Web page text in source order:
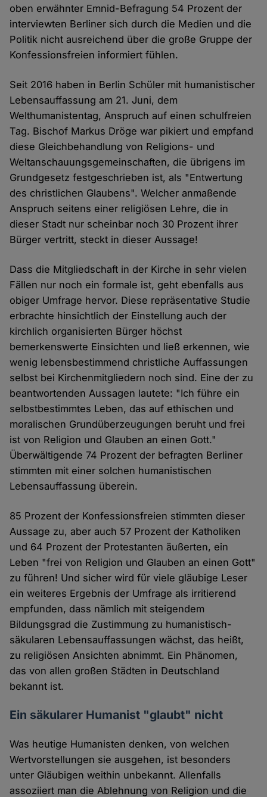
oben erwähnter Emnid-Befragung 54 Prozent der
interviewten Berliner sich durch die Medien und die
Politik nicht ausreichend über die große Gruppe der
Konfessionsfreien informiert fühlen.
Seit 2016 haben in Berlin Schüler mit humanistischer
Lebensauffassung am 21. Juni, dem
Welthumanistentag, Anspruch auf einen schulfreien
Tag. Bischof Markus Dröge war pikiert und empfand
diese Gleichbehandlung von Religions- und
Weltanschauungsgemeinschaften, die übrigens im
Grundgesetz festgeschrieben ist, als "Entwertung
des christlichen Glaubens". Welcher anmaßende
Anspruch seitens einer religiösen Lehre, die in
dieser Stadt nur scheinbar noch 30 Prozent ihrer
Bürger vertritt, steckt in dieser Aussage!
Dass die Mitgliedschaft in der Kirche in sehr vielen
Fällen nur noch ein formale ist, geht ebenfalls aus
obiger Umfrage hervor. Diese repräsentative Studie
erbrachte hinsichtlich der Einstellung auch der
kirchlich organisierten Bürger höchst
bemerkenswerte Einsichten und ließ erkennen, wie
wenig lebensbestimmend christliche Auffassungen
selbst bei Kirchenmitgliedern noch sind. Eine der zu
beantwortenden Aussagen lautete: "Ich führe ein
selbstbestimmtes Leben, das auf ethischen und
moralischen Grundüberzeugungen beruht und frei
ist von Religion und Glauben an einen Gott."
Überwältigende 74 Prozent der befragten Berliner
stimmten mit einer solchen humanistischen
Lebensauffassung überein.
85 Prozent der Konfessionsfreien stimmten dieser
Aussage zu, aber auch 57 Prozent der Katholiken
und 64 Prozent der Protestanten äußerten, ein
Leben "frei von Religion und Glauben an einen Gott"
zu führen! Und sicher wird für viele gläubige Leser
ein weiteres Ergebnis der Umfrage als irritierend
empfunden, dass nämlich mit steigendem
Bildungsgrad die Zustimmung zu humanistisch-
säkularen Lebensauffassungen wächst, das heißt,
zu religiösen Ansichten abnimmt. Ein Phänomen,
das von allen großen Städten in Deutschland
bekannt ist.
Ein säkularer Humanist "glaubt" nicht
Was heutige Humanisten denken, von welchen
Wertvorstellungen sie ausgehen, ist besonders
unter Gläubigen weithin unbekannt. Allenfalls
assoziiert man die Ablehnung von Religion und die